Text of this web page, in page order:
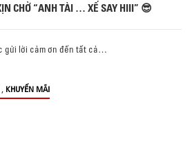
CHỜ “ANH TÀI … XẾ SAY HIII” 😎
gửi lời cảm ơn đến tất cả…
, KHUYẾN MÃI